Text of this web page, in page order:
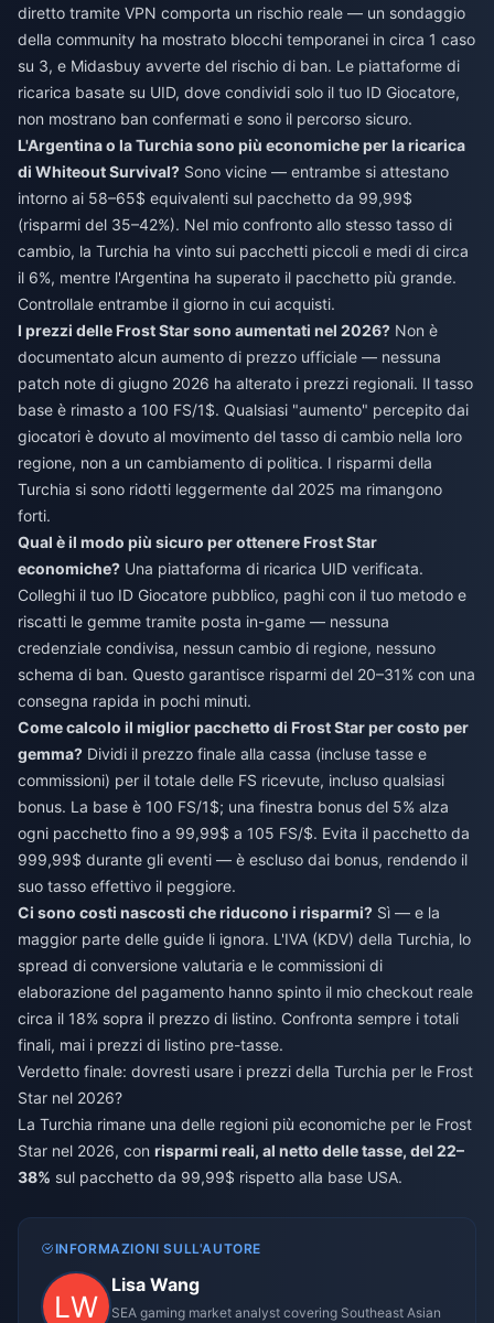
diretto tramite VPN comporta un rischio reale — un sondaggio
della community ha mostrato blocchi temporanei in circa 1 caso
su 3, e Midasbuy avverte del rischio di ban. Le piattaforme di
ricarica basate su UID, dove condividi solo il tuo ID Giocatore,
non mostrano ban confermati e sono il percorso sicuro.
L'Argentina o la Turchia sono più economiche per la ricarica
di Whiteout Survival? Sono vicine — entrambe si attestano
intorno ai 58–65$ equivalenti sul pacchetto da 99,99$
(risparmi del 35–42%). Nel mio confronto allo stesso tasso di
cambio, la Turchia ha vinto sui pacchetti piccoli e medi di circa
il 6%, mentre l'Argentina ha superato il pacchetto più grande.
Controllale entrambe il giorno in cui acquisti.
I prezzi delle Frost Star sono aumentati nel 2026? Non è
documentato alcun aumento di prezzo ufficiale — nessuna
patch note di giugno 2026 ha alterato i prezzi regionali. Il tasso
base è rimasto a 100 FS/1$. Qualsiasi "aumento" percepito dai
giocatori è dovuto al movimento del tasso di cambio nella loro
regione, non a un cambiamento di politica. I risparmi della
Turchia si sono ridotti leggermente dal 2025 ma rimangono
forti.
Qual è il modo più sicuro per ottenere Frost Star
economiche? Una piattaforma di ricarica UID verificata.
Colleghi il tuo ID Giocatore pubblico, paghi con il tuo metodo e
riscatti le gemme tramite posta in-game — nessuna
credenziale condivisa, nessun cambio di regione, nessuno
schema di ban. Questo garantisce risparmi del 20–31% con una
consegna rapida in pochi minuti.
Come calcolo il miglior pacchetto di Frost Star per costo per
gemma? Dividi il prezzo finale alla cassa (incluse tasse e
commissioni) per il totale delle FS ricevute, incluso qualsiasi
bonus. La base è 100 FS/1$; una finestra bonus del 5% alza
ogni pacchetto fino a 99,99$ a 105 FS/$. Evita il pacchetto da
999,99$ durante gli eventi — è escluso dai bonus, rendendo il
suo tasso effettivo il peggiore.
Ci sono costi nascosti che riducono i risparmi? Sì — e la
maggior parte delle guide li ignora. L'IVA (KDV) della Turchia, lo
spread di conversione valutaria e le commissioni di
elaborazione del pagamento hanno spinto il mio checkout reale
circa il 18% sopra il prezzo di listino. Confronta sempre i totali
finali, mai i prezzi di listino pre-tasse.
Verdetto finale: dovresti usare i prezzi della Turchia per le Frost
Star nel 2026?
La Turchia rimane una delle regioni più economiche per le Frost
Star nel 2026, con risparmi reali, al netto delle tasse, del 22–
38% sul pacchetto da 99,99$ rispetto alla base USA.
INFORMAZIONI SULL'AUTORE
Lisa Wang
SEA gaming market analyst covering Southeast Asian